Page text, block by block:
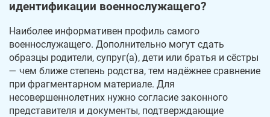
идентификации военнослужащего?
Наиболее информативен профиль самого
военнослужащего. Дополнительно могут сдать
образцы родители, супруг(а), дети или братья и сёстры
— чем ближе степень родства, тем надёжнее сравнение
при фрагментарном материале. Для
несовершеннолетних нужно согласие законного
представителя и документы, подтверждающие